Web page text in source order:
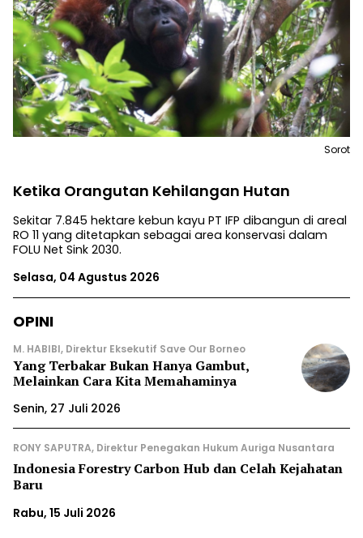
Ketika Orangutan Kehilangan Hutan
Sekitar 7.845 hektare kebun kayu PT IFP dibangun di areal
RO 11 yang ditetapkan sebagai area konservasi dalam
FOLU Net Sink 2030.
Selasa, 04 Agustus 2026
Sorot
OPINI
M. HABIBI, Direktur Eksekutif Save Our Borneo
Yang Terbakar Bukan Hanya Gambut,
Melainkan Cara Kita Memahaminya
Senin, 27 Juli 2026
RONY SAPUTRA, Direktur Penegakan Hukum Auriga Nusantara
Indonesia Forestry Carbon Hub dan Celah Kejahatan
Baru
Rabu, 15 Juli 2026